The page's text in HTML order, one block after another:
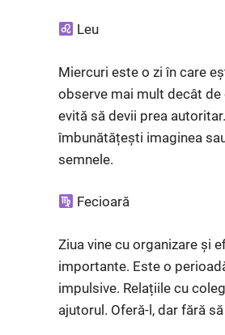
Leu
Miercuri este o zi în care
observe mai mult decât
evită să devii prea
îmbunătățești imaginea
semnele.
Fecioară
Ziua vine cu organizare și
importante. Este o
impulsive. Relațiile cu
ajutorul. Oferă-l, dar fără